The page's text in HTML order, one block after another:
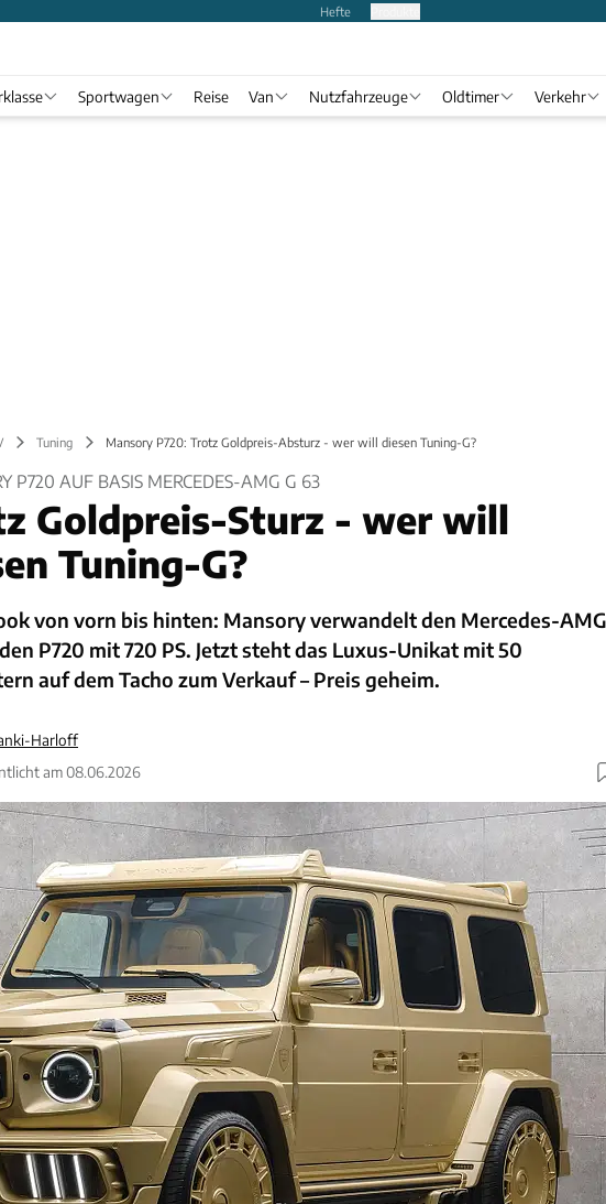
Hefte
Sportwagen Reise Van Nutzfahrzeuge Oldtimer Verkehr
Tuning Mansory P720: Trotz Goldpreis-Absturz - wer will diesen Tuning-G?
P720 AUF BASIS MERCEDES-AMG G 63
Goldpreis-Sturz - wer will
Tuning-G?
von vorn bis hinten: Mansory verwandelt den Mercedes-AMG
P720 mit 720 PS. Jetzt steht das Luxus-Unikat mit 50
auf dem Tacho zum Verkauf – Preis geheim.
Harloff
am 08.06.2026